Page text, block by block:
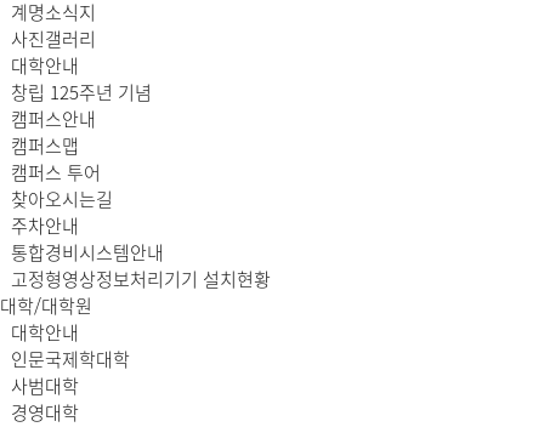
계명소식지
사진갤러리
대학안내
창립 125주년 기념
캠퍼스안내
캠퍼스맵
캠퍼스 투어
찾아오시는길
주차안내
통합경비시스템안내
고정형영상정보처리기기 설치현황
대학/대학원
대학안내
인문국제학대학
사범대학
경영대학